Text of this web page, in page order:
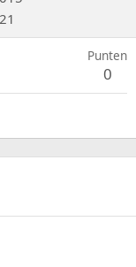
Punten
0